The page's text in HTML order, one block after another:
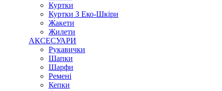
Куртки
Куртки З Еко-Шкіри
Жакети
Жилети
АКСЕСУАРИ
Рукавички
Шапки
Шарфи
Ремені
Кепки